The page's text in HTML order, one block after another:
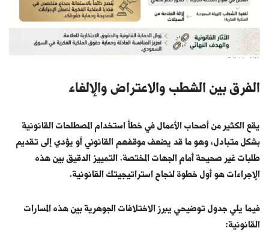
الفرق بين الشطب والاعتراض والإلغاء
يقع الكثير من أصحاب الأعمال في خطأ استخدام المصطلحات القانونية
بشكل متبادل، وهو ما قد يضعف موقفهم القانوني أو يؤدي إلى تقديم
طلبات غير صحيحة أمام الجهات المختصة. التمييز الدقيق بين هذه
الإجراءات هو أول خطوة لنجاح استراتيجيتك القانونية.
فيما يلي جدول توضيحي يبرز الاختلافات الجوهرية بين هذه المسارات
القانونية: